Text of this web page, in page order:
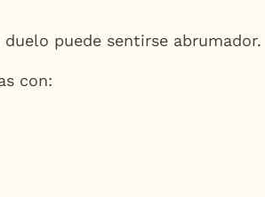
puede sentirse abrumador.
con: